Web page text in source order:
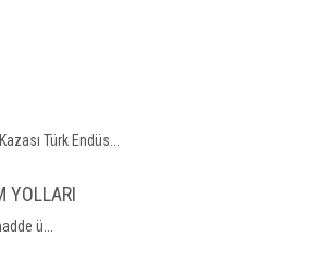
Türk Endüs...
YOLLARI
ü...